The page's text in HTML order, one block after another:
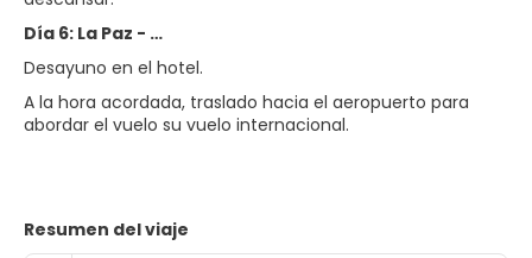
Día 6: La Paz - …
Desayuno en el hotel.
A la hora acordada, traslado hacia el aeropuerto para
abordar el vuelo su vuelo internacional.
Resumen del viaje